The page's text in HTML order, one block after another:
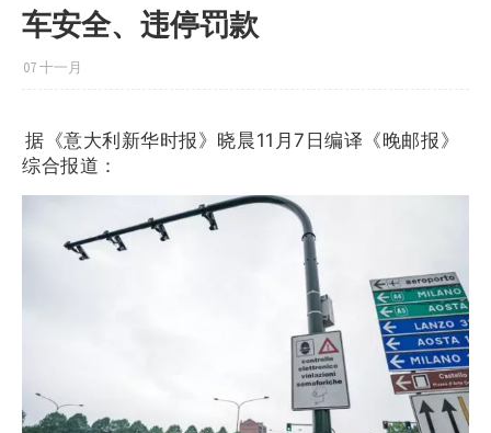
车安全、违停罚款
07 十一月
据《意大利新华时报》晓晨11月7日编译《晚邮报》
综合报道：